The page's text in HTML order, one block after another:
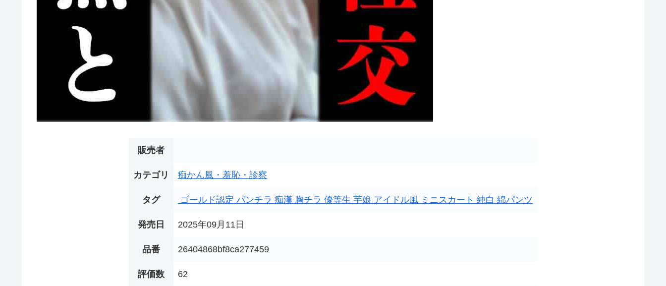
販売者
カテゴリ 痴かん風・羞恥・診察
タグ ゴールド認定 パンチラ 痴漢 胸チラ 優等生 芋娘 アイドル風 ミニスカート 純白 綿パンツ
発売日 2025年09月11日
品番 26404868bf8ca277459
評価数 62